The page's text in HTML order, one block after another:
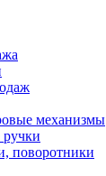
механизмы
поворотники